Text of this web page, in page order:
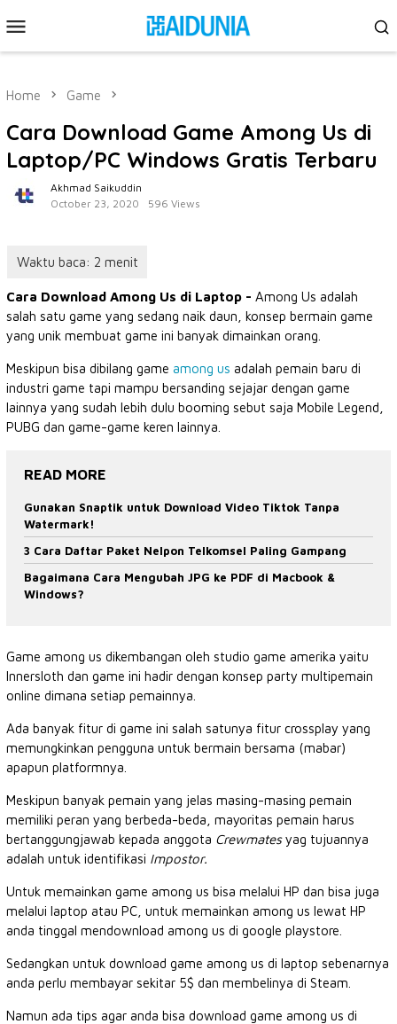
to
Menu
Home Game
Cara Download Game Among Us di
Laptop/PC Windows Gratis Terbaru
Akhmad Saikuddin
October 23, 2020
596 Views
Cara Download Among Us di Laptop - Among Us adalah
salah satu game yang sedang naik daun, konsep bermain game
yang unik membuat game ini banyak dimainkan orang.
Meskipun bisa dibilang game among us adalah pemain baru di
industri game tapi mampu bersanding sejajar dengan game
lainnya yang sudah lebih dulu booming sebut saja Mobile Legend,
PUBG dan game-game keren lainnya.
READ MORE
Gunakan Snaptik untuk Download Video Tiktok Tanpa
Watermark!
3 Cara Daftar Paket Nelpon Telkomsel Paling Gampang
Bagaimana Cara Mengubah JPG ke PDF di Macbook &
Windows?
Game among us dikembangan oleh studio game amerika yaitu
Innersloth dan game ini hadir dengan konsep party multipemain
online dimana setiap pemainnya.
Ada banyak fitur di game ini salah satunya fitur crossplay yang
memungkinkan pengguna untuk bermain bersama (mabar)
apapun platformnya.
Meskipun banyak pemain yang jelas masing-masing pemain
memiliki peran yang berbeda-beda, mayoritas pemain harus
bertanggungjawab kepada anggota Crewmatesyag tujuannya
adalah untuk identifikasi Impostor.
Untuk memainkan game among us bisa melalui HP dan bisa juga
melalui laptop atau PC, untuk memainkan among us lewat HP
anda tinggal mendownload among us di google playstore.
Sedangkan untuk download game among us di laptop sebenarnya
anda perlu membayar sekitar 5$ dan membelinya di Steam.
Namun ada tips agar anda bisa download game among us di